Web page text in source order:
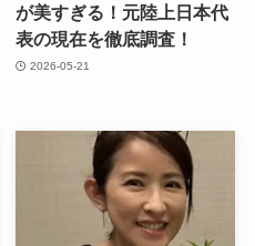
が美すぎる！元陸上日本代
表の現在を徹底調査！
2026-05-21